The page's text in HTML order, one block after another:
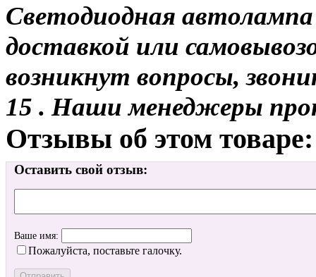
Светодиодная
доставкой или
возникнут вопросы,
15 . Наши менеджеры
Отзывы об этом товаре:
Оставить свой отзыв:
Ваше имя:
Пожалуйста, поставьте галочку.